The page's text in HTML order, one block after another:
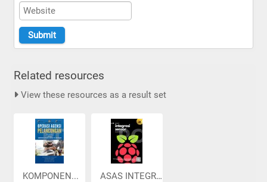
Related resources
View these resources as a result set
KOMPONEN... ASAS INTEGRA...